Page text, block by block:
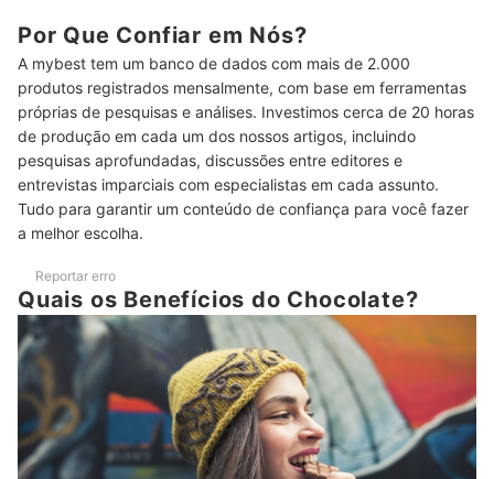
4
Vontade ou Necessidade
Top 10 Melhores Chocolates ao Leite
Aprenda Ideias e Receitas Incríveis com Chocolates
Confira Também Outras Indicações de Chocolates
Por Que Confiar em Nós?
A mybest tem um banco de dados com mais de 2.000
produtos registrados mensalmente, com base em ferramentas
próprias de pesquisas e análises. Investimos cerca de 20 horas
de produção em cada um dos nossos artigos, incluindo
pesquisas aprofundadas, discussões entre editores e
entrevistas imparciais com especialistas em cada assunto.
Tudo para garantir um conteúdo de confiança para você fazer
a melhor escolha.
Reportar erro
Quais os Benefícios do Chocolate?